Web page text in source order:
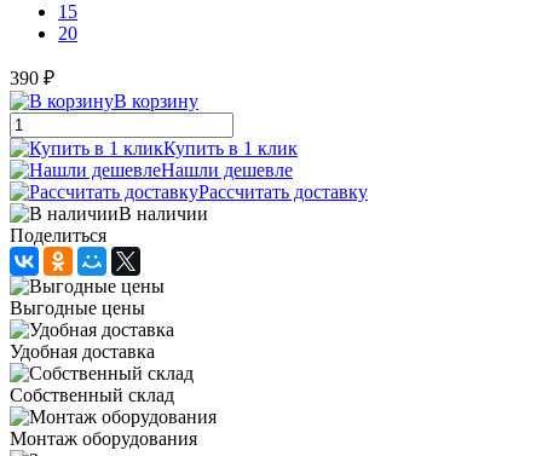
15
20
390 ₽
В корзину
Купить в 1 клик
Нашли дешевле
Рассчитать доставку
В наличии
Поделиться
Выгодные цены
Удобная доставка
Собственный склад
Монтаж оборудования